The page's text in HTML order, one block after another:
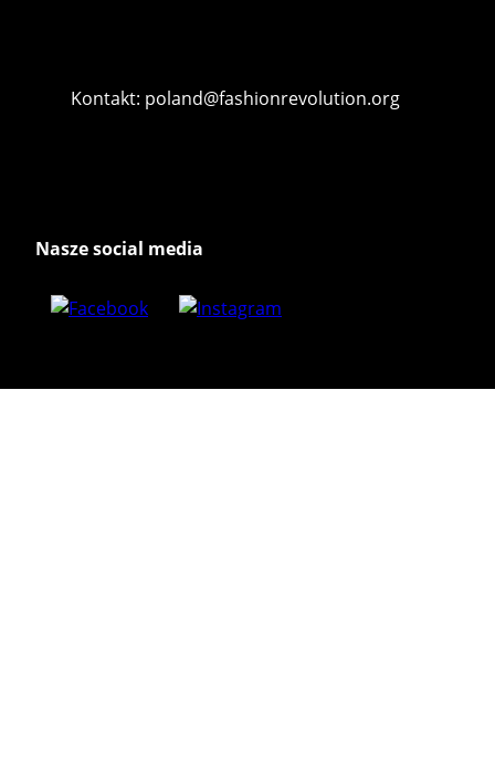
Kontakt: poland@fashionrevolution.org
Nasze social media